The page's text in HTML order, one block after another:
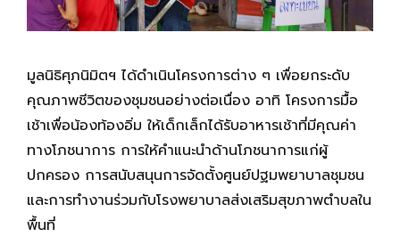
มูลนิธิศุภนิมิตฯ ได้ดำเนินโครงการต่าง ๆ เพื่อยกระดับ
คุณภาพชีวิตของชุมชนอย่างต่อเนื่อง อาทิ โครงการมื้อ
เช้าเพื่อน้องท้องอิ่ม ให้เด็กเล็กได้รับอาหารเช้าที่มีคุณค่า
ทางโภชนาการ การให้คำแนะนำด้านโภชนาการแก่ผู้
ปกครอง การสนับสนุนการจัดตั้งศูนย์ปฐมพยาบาลชุมชน
และการทำงานร่วมกับโรงพยาบาลส่งเสริมสุขภาพตำบลใน
พื้นที่